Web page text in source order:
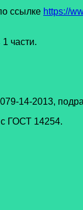
ссылке https://
части.
14-2013,
ГОСТ 14254.